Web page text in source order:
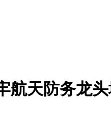
航天防务龙